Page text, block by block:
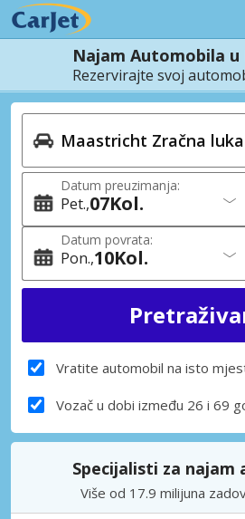
Najam Automobila
Rezervirajte svoj
Datum preuzimanja:
Pet. 07Kol.
Datum povrata:
Pon. 10Kol.
Vratite automobil na isto
Vozač u dobi između 26 i 69
Specijalisti za najam
Više od 17.9 milijuna